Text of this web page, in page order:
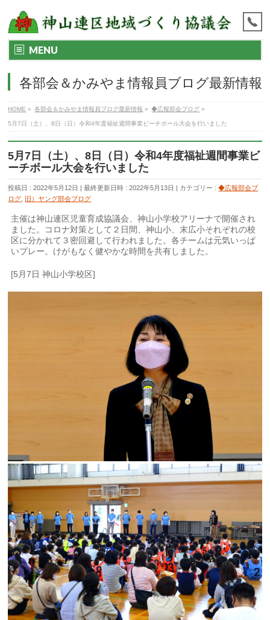
MENU
各部会＆かみやま情報員ブログ最新情報
HOME » 各部会＆かみやま情報員ブログ最新情報 » ◆広報部会ブログ »
5月7日（土）、8日（日）令和4年度福祉週間事業ビーチボール大会を行いました
5月7日（土）、8日（日）令和4年度福祉週間事業ビ
ーチボール大会を行いました
投稿日 : 2022年5月12日 最終更新日時 : 2022年5月13日 カテゴリー :◆広報部会ブ
ログ
旧）ヤング部会ブログ
主催は神山連区児童育成協議会、神山小学校アリーナで開催され
ました。コロナ対策として２日間、神山小、末広小それぞれの校
区に分かれて３密回避して行われました。各チームは元気いっぱ
いプレー。けがもなく健やかな時間を共有しました。
[5月7日 神山小学校区]